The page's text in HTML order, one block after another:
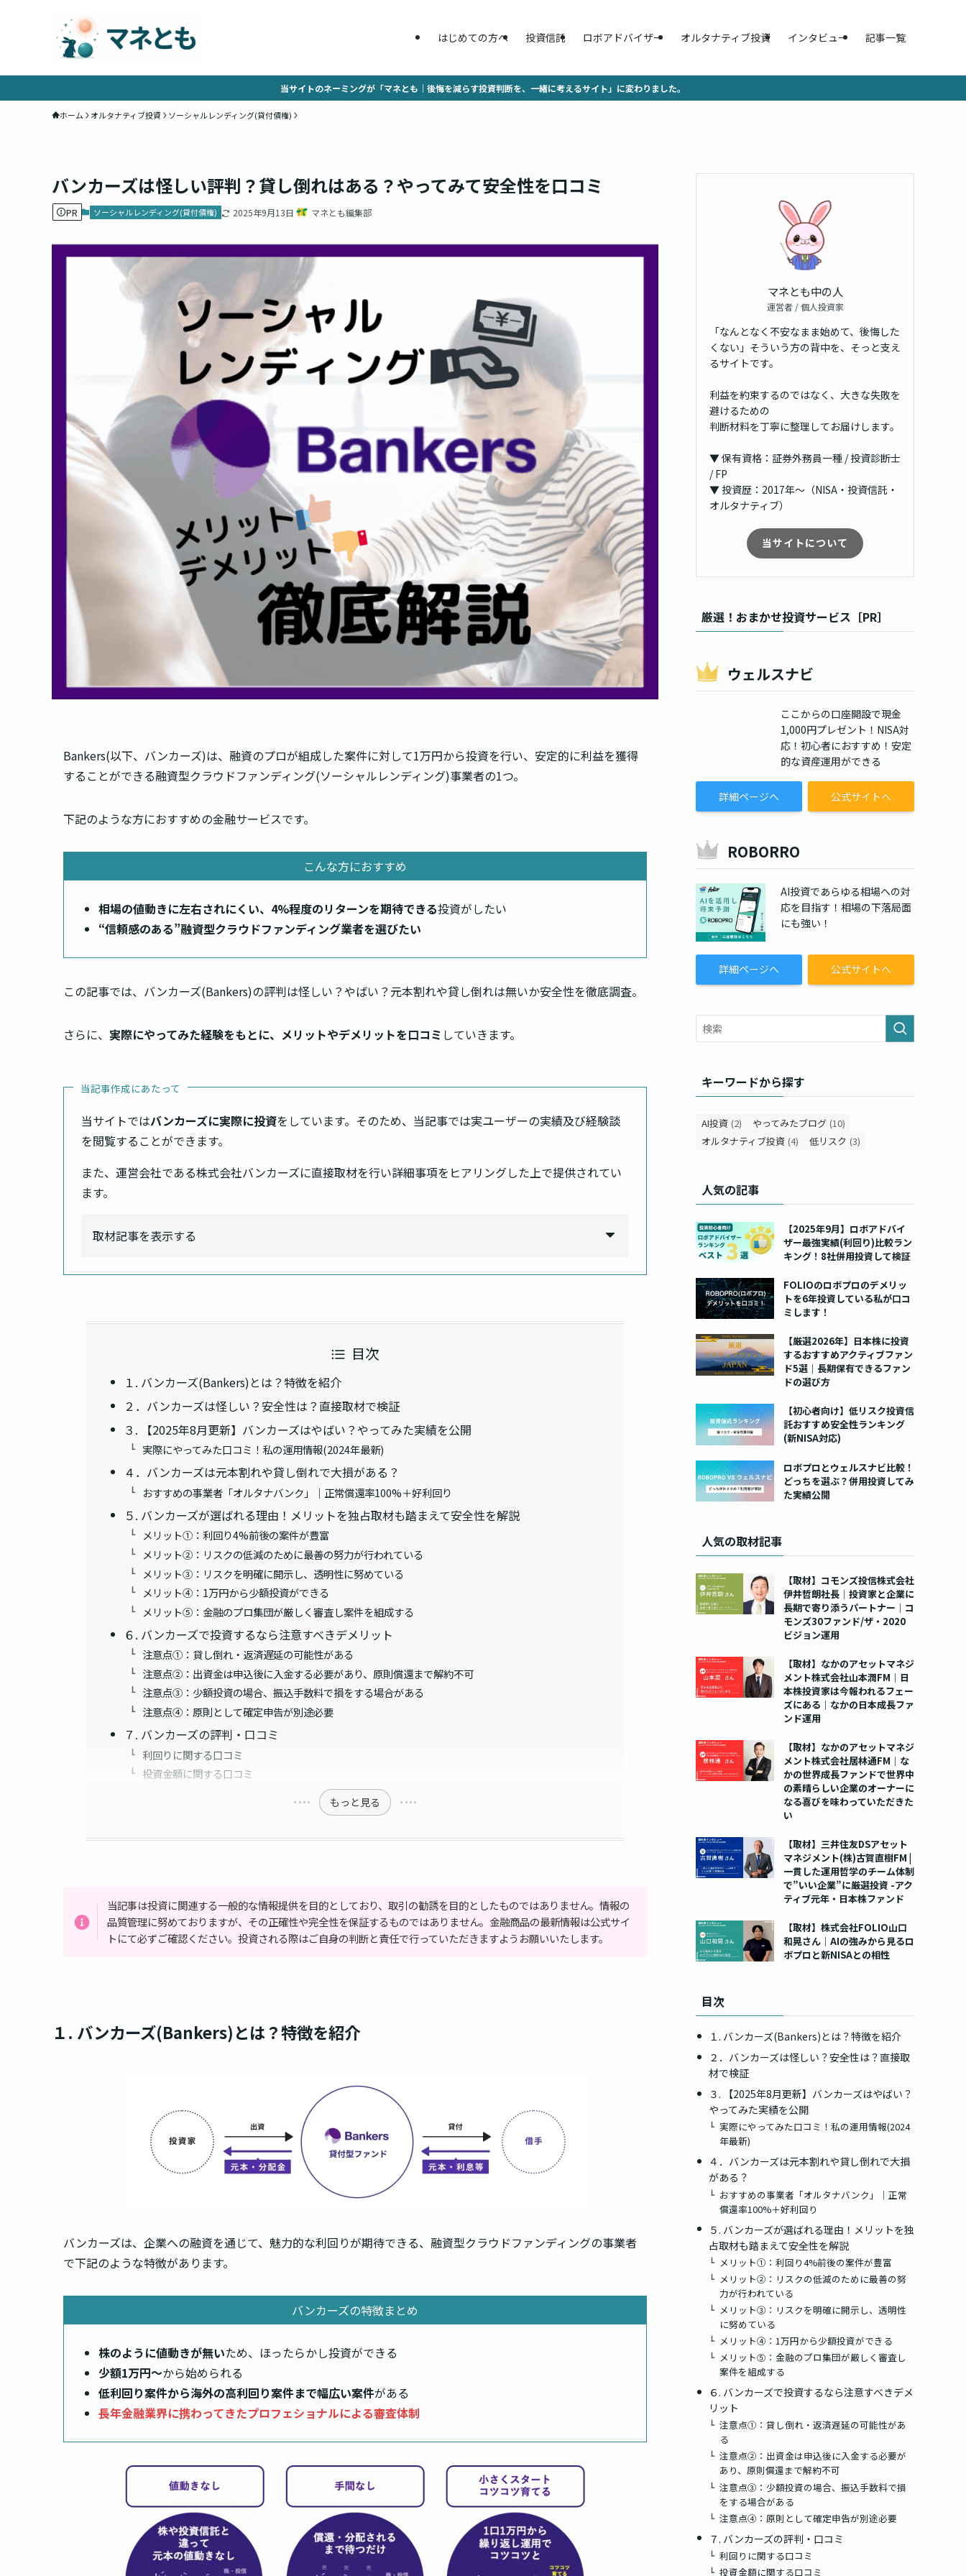
はじめての方へ 投資信託 ロボアドバイザー オルタナティブ投資 インタビュー 記事一覧
当サイトのネーミングが「マネとも｜後悔を減らす投資判断を、一緒に考えるサイト」に変わりました。
ホーム オルタナティブ投資 ソーシャルレンディング(貸付債権)
バンカーズは怪しい評判？貸し倒れはある？やってみて安全性を口コミ
PR ソーシャルレンディング(貸付債権) 2025年9月13日 マネとも編集部
Bankers(以下、バンカーズ)は、融資のプロが組成した案件に対して1万円から投資を行い、 安定的に利益を獲得
することができる融資型クラウドファンディング(ソーシャルレンディング)事業者の1つ。
下記のような方におすすめの金融サービスです。
こんな方におすすめ
相場の値動きに左右されにくい、4%程度のリターンを期待できる投資がしたい
“信頼感のある”融資型クラウドファンディング業者を選びたい
この記事では、バンカーズ(Bankers)の評判は怪しい？やばい？元本割れや貸し倒れは無いか安全性を徹底調査。
さらに、 実際にやってみた経験をもとに、メリットやデメリットを口コミ していきます。
当記事作成にあたって
当サイトではバンカーズに実際に投資をしています。そのため、当記事では実ユーザーの実績及び経験談
を閲覧することができます。
また、運営会社である株式会社バンカーズに直接取材を行い詳細事項をヒアリングした上で提供されてい
ます。
取材記事を表示する
目次
１. バンカーズ(Bankers)とは？特徴を紹介
２．バンカーズは怪しい？安全性は？直接取材で検証
３. 【2025年8月更新】バンカーズはやばい？やってみた実績を公開
実際にやってみた口コミ！私の運用情報(2024年最新)
４．バンカーズは元本割れや貸し倒れで大損がある？
おすすめの事業者「オルタナバンク」｜正常償還率100%＋好利回り
５. バンカーズが選ばれる理由！メリットを独占取材も踏まえて安全性を解説
メリット①：利回り4%前後の案件が豊富
メリット②：リスクの低減のために最善の努力が行われている
メリット③：リスクを明確に開示し、透明性に努めている
メリット④：1万円から少額投資ができる
メリット⑤：金融のプロ集団が厳しく審査し案件を組成する
６. バンカーズで投資するなら注意すべきデメリット
注意点①：貸し倒れ・返済遅延の可能性がある
注意点②：出資金は申込後に入金する必要があり、原則償還まで解約不可
注意点③：少額投資の場合、振込手数料で損をする場合がある
注意点④：原則として確定申告が別途必要
７. バンカーズの評判・口コミ
利回りに関する口コミ
投資金額に関する口コミ
もっと見る
当記事は投資に関連する一般的な情報提供を目的としており、取引の勧誘を目的としたものではありません。情報の
品質管理に努めておりますが、その正確性や完全性を保証するものではありません。金融商品の最新情報は公式サイ
トにて必ずご確認ください。投資される際はご自身の判断と責任で行っていただきますようお願いいたします。
１. バンカーズ(Bankers)とは？特徴を紹介
バンカーズは、企業への融資を通じて、魅力的な利回りが期待できる、融資型クラウドファンディングの事業者
で下記のような特徴があります。
バンカーズの特徴まとめ
株のように値動きが無いため、ほったらかし投資ができる
少額1万円〜から始められる
低利回り案件から海外の高利回り案件まで幅広い案件がある
長年金融業界に携わってきたプロフェショナルによる審査体制
マネとも中の人
運営者 / 個人投資家
「なんとなく不安なまま始めて、後悔した
くない」そういう方の背中を、そっと支え
るサイトです。
利益を約束するのではなく、大きな失敗を
避けるための
判断材料を丁寧に整理してお届けします。
▼ 保有資格：証券外務員一種 / 投資診断士
/ FP
▼ 投資歴：2017年〜（NISA・投資信託・
オルタナティブ）
当サイトについて
厳選！おまかせ投資サービス［PR］
ウェルスナビ
ここからの口座開設で現金
1,000円プレゼント！NISA対
応！初心者におすすめ！安定
的な資産運用ができる
詳細ページへ 公式サイトへ
ROBORRO
AI投資であらゆる相場への対
応を目指す！相場の下落局面
にも強い！
詳細ページへ 公式サイトへ
キーワードから探す
AI投資 (2) やってみたブログ (10)
オルタナティブ投資 (4) 低リスク (3)
人気の記事
【2025年9月】ロボアドバイ
ザー最強実績(利回り)比較ラン
キング！8社併用投資して検証
FOLIOのロボプロのデメリッ
トを6年投資している私が口コ
ミします！
【厳選2026年】日本株に投資
するおすすめアクティブファン
ド5選｜長期保有できるファン
ドの選び方
【初心者向け】低リスク投資信
託おすすめ安全性ランキング
(新NISA対応)
ロボプロとウェルスナビ比較！
どっちを選ぶ？併用投資してみ
た実績公開
人気の取材記事
【取材】コモンズ投信株式会社
伊井哲朗社長｜投資家と企業に
長期で寄り添うパートナー｜コ
モンズ30ファンド/ザ・2020
ビジョン運用
【取材】なかのアセットマネジ
メント株式会社山本潤FM｜日
本株投資家は今報われるフェー
ズにある｜なかの日本成長ファ
ンド運用
【取材】なかのアセットマネジ
メント株式会社居林通FM｜な
かの世界成長ファンドで世界中
の素晴らしい企業のオーナーに
なる喜びを味わっていただきた
い
【取材】三井住友DSアセット
マネジメント(株)古賀直樹FM |
一貫した運用哲学のチーム体制
で”いい企業”に厳選投資 -アク
ティブ元年・日本株ファンド
【取材】株式会社FOLIO山口
和晃さん｜AIの強みから見るロ
ボプロと新NISAとの相性
目次
１. バンカーズ(Bankers)とは？特徴を紹介
２．バンカーズは怪しい？安全性は？直接取
材で検証
３. 【2025年8月更新】バンカーズはやばい？
やってみた実績を公開
実際にやってみた口コミ！私の運用情報(2024
年最新)
４．バンカーズは元本割れや貸し倒れで大損
がある？
おすすめの事業者「オルタナバンク」｜正常
償還率100%＋好利回り
５. バンカーズが選ばれる理由！メリットを独
占取材も踏まえて安全性を解説
メリット①：利回り4%前後の案件が豊富
メリット②：リスクの低減のために最善の努
力が行われている
メリット③：リスクを明確に開示し、透明性
に努めている
メリット④：1万円から少額投資ができる
メリット⑤：金融のプロ集団が厳しく審査し
案件を組成する
６. バンカーズで投資するなら注意すべきデメ
リット
注意点①：貸し倒れ・返済遅延の可能性があ
る
注意点②：出資金は申込後に入金する必要が
あり、原則償還まで解約不可
注意点③：少額投資の場合、振込手数料で損
をする場合がある
注意点④：原則として確定申告が別途必要
７. バンカーズの評判・口コミ
利回りに関する口コミ
投資金額に関する口コミ